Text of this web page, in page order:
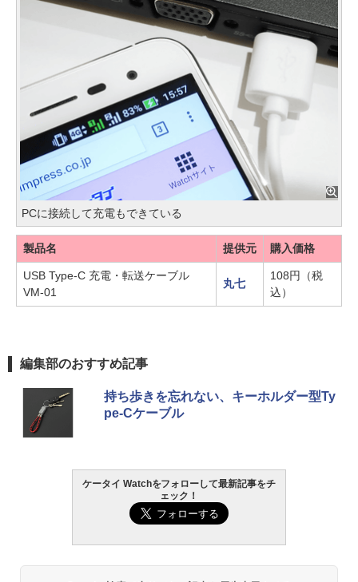
PCに接続して充電もできている
製品名 提供元 購入価格
USB Type-C 充電・転送ケーブル
VM-01
丸七
108円（税
込）
編集部のおすすめ記事
持ち歩きを忘れない、キーホルダー型Ty
pe-Cケーブル
ケータイ Watchをフォローして最新記事をチ
ェック！